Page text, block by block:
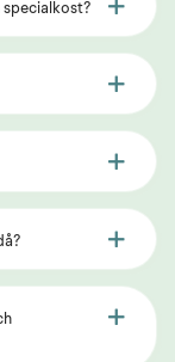
specialkost?